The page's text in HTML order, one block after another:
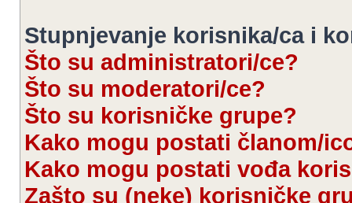
Stupnjevanje korisnika/ca i
Što su administratori/ce?
Što su moderatori/ce?
Što su korisničke grupe?
Kako mogu postati članom/
Kako mogu postati vođa
Zašto su (neke) korisničke